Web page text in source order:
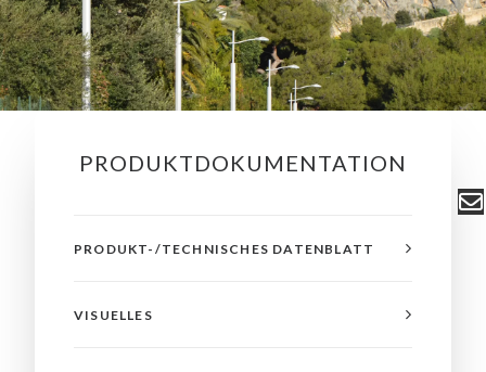
PRODUKTDOKUMENTATION
PRODUKT-/TECHNISCHES DATENBLATT
VISUELLES